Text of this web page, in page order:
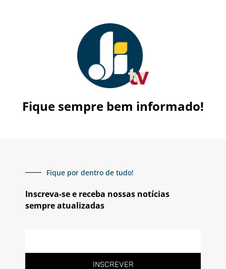
Fique sempre bem informado!
Fique por dentro de tudo!
Inscreva-se e receba nossas notícias
sempre atualizadas
INSCREVER